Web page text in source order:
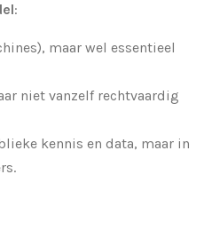
:
maar wel essentieel
niet vanzelf rechtvaardig
kennis en data, maar in